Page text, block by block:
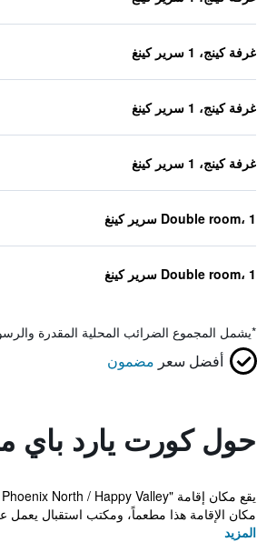
غرفة كينج، 1 سرير كينغ
غرفة كينج، 1 سرير كينغ
غرفة كينج، 1 سرير كينغ
Double room، 1 سرير كينغ
Double room، 1 سرير كينغ
*يشمل المجموع الضرائب المحلية المقدرة
أفضل سعر مضمون
حول كورت يارد باي
مكان الإقامة هذا مطعماً، ومكتب استقبال يعمل
المزيد